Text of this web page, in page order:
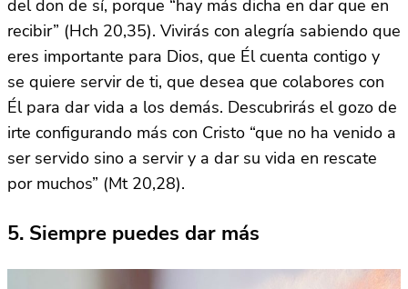
del don de sí, porque “hay más dicha en dar que en
recibir” (Hch 20,35). Vivirás con alegría sabiendo que
eres importante para Dios, que Él cuenta contigo y
se quiere servir de ti, que desea que colabores con
Él para dar vida a los demás. Descubrirás el gozo de
irte configurando más con Cristo “que no ha venido a
ser servido sino a servir y a dar su vida en rescate
por muchos” (Mt 20,28).
5. Siempre puedes dar más